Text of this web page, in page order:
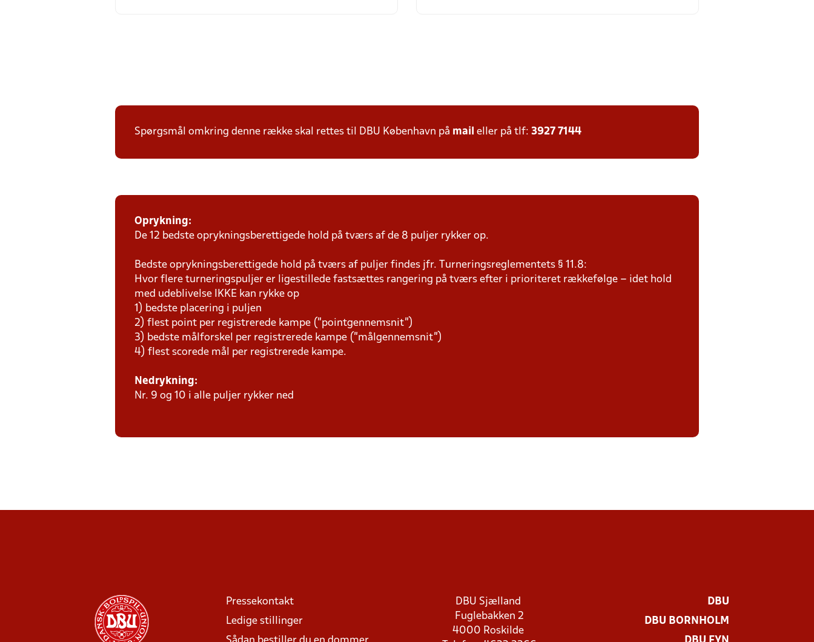
Spørgsmål omkring denne række skal rettes til DBU København på mail eller på tlf: 3927 7144
Oprykning:
De 12 bedste oprykningsberettigede hold på tværs af de 8 puljer rykker op.
Bedste oprykningsberettigede hold på tværs af puljer findes jfr. Turneringsreglementets § 11.8:
Hvor flere turneringspuljer er ligestillede fastsættes rangering på tværs efter i prioriteret rækkefølge – idet hold
med udeblivelse IKKE kan rykke op
1) bedste placering i puljen
2) flest point per registrerede kampe (”pointgennemsnit”)
3) bedste målforskel per registrerede kampe (”målgennemsnit”)
4) flest scorede mål per registrerede kampe.
Nedrykning:
Nr. 9 og 10 i alle puljer rykker ned
Pressekontakt
Ledige stillinger
DBU Sjælland
Fuglebakken 2
4000 Roskilde
DBU
DBU BORNHOLM